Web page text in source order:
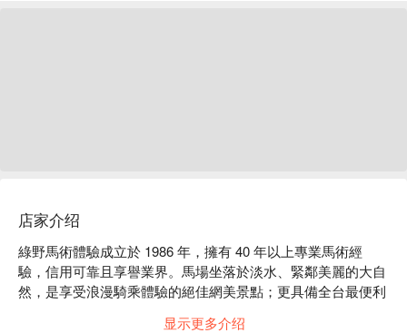
店家介绍
綠野馬術體驗成立於 1986 年，擁有 40 年以上專業馬術經
驗，信用可靠且享譽業界。馬場坐落於淡水、緊鄰美麗的大自
然，是享受浪漫騎乘體驗的絕佳網美景點；更具備全台最便利
显示更多介绍